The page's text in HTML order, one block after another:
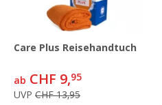
Care Plus Reisehandtuch
ab CHF 9,95
UVP CHF 13,95